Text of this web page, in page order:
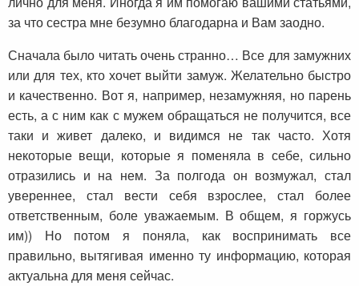
за что сестра мне безумно благодарна и Вам заодно.
Сначала было читать очень странно… Все для замужних
или для тех, кто хочет выйти замуж. Желательно быстро
и качественно. Вот я, например, незамужняя, но парень
есть, а с ним как с мужем обращаться не получится, все
таки и живет далеко, и видимся не так часто. Хотя
некоторые вещи, которые я поменяла в себе, сильно
отразились и на нем. За полгода он возмужал, стал
увереннее, стал вести себя взрослее, стал более
ответственным, боле уважаемым. В общем, я горжусь
им)) Но потом я поняла, как воспринимать все
правильно, вытягивая именно ту информацию, которая
актуальна для меня сейчас.